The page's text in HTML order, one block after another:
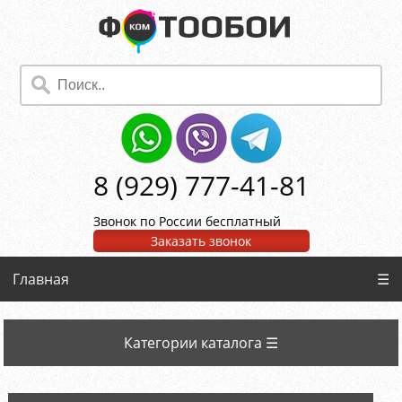
8 (929) 777-41-81
Звонок по России бесплатный
Заказать звонок
Главная ☰
Категории каталога ☰